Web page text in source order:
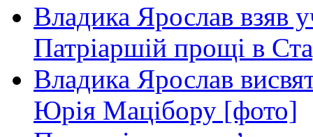
Владика Ярослав взяв
Патріаршій прощі в
Владика Ярослав
Юрія Мацібору [фото]